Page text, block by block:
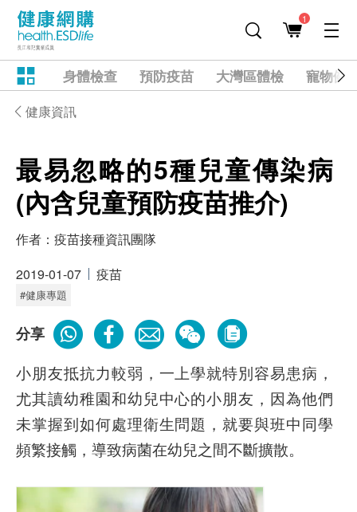
1
身體檢查 預防疫苗 大灣區體檢 寵物健
健康資訊
最易忽略的5種兒童傳染病
(內含兒童預防疫苗推介)
作者： 疫苗接種資訊團隊
2019-01-07
疫苗
#健康專題
分享
小朋友抵抗力較弱，一上學就特別容易患病，
尤其讀幼稚園和幼兒中心的小朋友，因為他們
未掌握到如何處理衛生問題，就要與班中同學
頻繁接觸，導致病菌在幼兒之間不斷擴散。